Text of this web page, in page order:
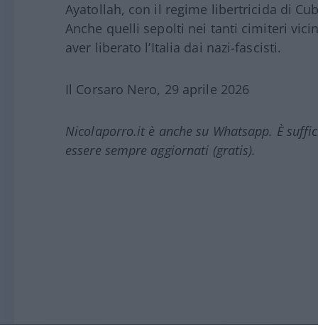
Ayatollah, con il regime libertricida di
Anche quelli sepolti nei tanti cimiteri
aver liberato l’Italia dai nazi-fascisti.
Il Corsaro Nero, 29 aprile 2026
Nicolaporro.it è anche su Whatsapp. È
essere sempre aggiornati (gratis).